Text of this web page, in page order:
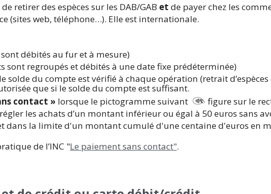
retirer des espèces sur les DAB/GAB et de payer chez les
(sites web, téléphone…). Elle est internationale.
débités au fur et à mesure)
sont regroupés et débités à une date fixe prédéterminée)
le solde du compte est vérifié à chaque opération (retrait d’espèces
que si le solde du compte est suffisant.
contact » lorsque le pictogramme suivant
figure sur le
les achats d’un montant inférieur ou égal à 50 euros sans
dans la limite d'un montant cumulé d'une centaine d'euros en
de l’INC "Le paiement sans contact".